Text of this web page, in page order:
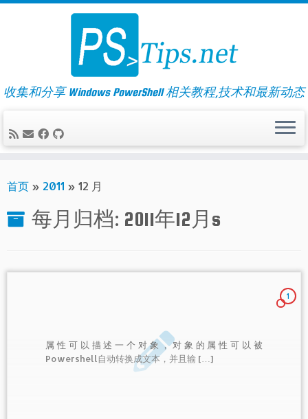
Skip
收集和分享 Windows PowerShell 相关教程,技术和最新动态
首页 » 2011 » 12 月
每月归档: 2011年12月 s
1
属性可以描述一个对象，对象的属性可以被
Powershell自动转换成文本，并且输 […]